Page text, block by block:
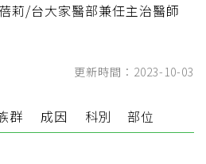
莉/台大家醫部兼任主治醫師
更新時間：2023-10-03
群 成因 科別 部位